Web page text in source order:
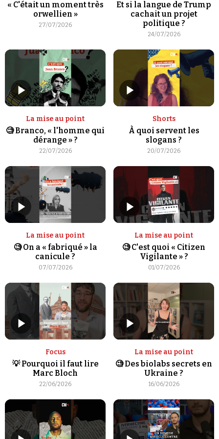
Faire un don
Se connecter
« C'était un moment très
orwellien »
27/07/2026
Et si la langue de Trump
cachait un projet
politique ?
24/07/2026
La mise au point
🧐 Branco, « l'homme qui
dérange » ?
22/07/2026
Shorts
À quoi servent les
slogans ?
20/07/2026
La mise au point
🧐 On a « fabriqué » la
canicule ?
07/07/2026
La mise au point
🧐 C'est quoi « Citizen
Vigilante » ?
01/07/2026
Focus
💡 Pourquoi il faut lire
Marc Bloch
22/06/2026
La mise au point
🧐 Des biolabs secrets en
Ukraine ?
16/06/2026